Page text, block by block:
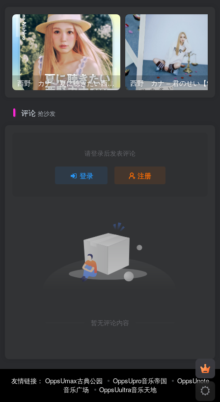
日本区
西野 カナ – 夏に聴きたい西野カナ2026【44.1kHz／16bit】日本区
评论 抢沙发
请登录后发表评论
登录 注册
暂无评论内容
友情链接： OppsUmax古典公园 OppsUpro音乐帝国
OppsUnote
音乐广场
OppsUultra音乐天地